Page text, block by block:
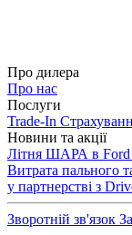
Про дилера
Про нас
Послуги
Trade-In
Новини та акції
Літня ШАРА в
Витрата пального
у партнерстві з
Зворотній зв'язок